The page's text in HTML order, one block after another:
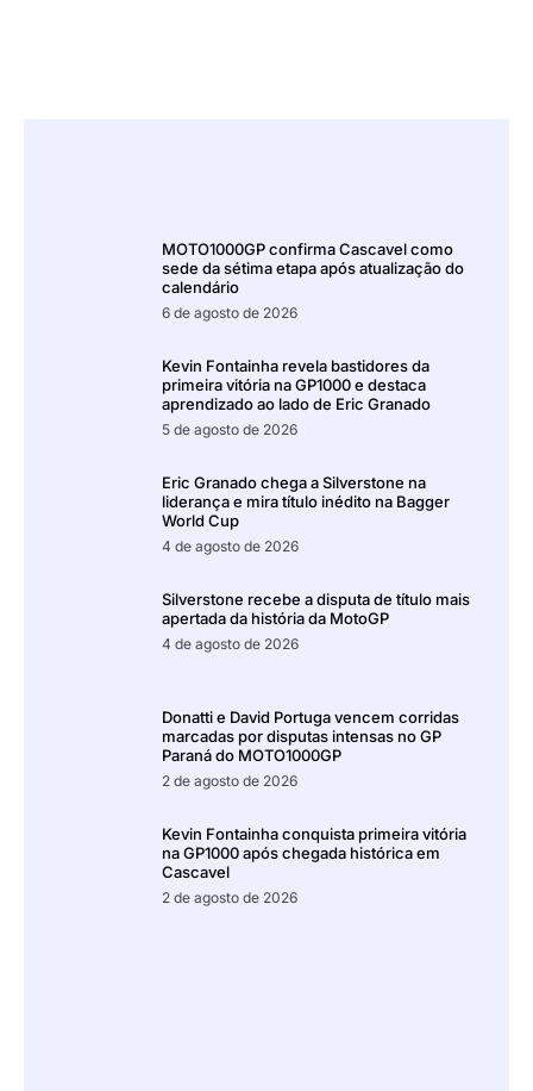
MOTO1000GP confirma Cascavel como
sede da sétima etapa após atualização do
calendário
6 de agosto de 2026
Kevin Fontainha revela bastidores da
primeira vitória na GP1000 e destaca
aprendizado ao lado de Eric Granado
5 de agosto de 2026
Eric Granado chega a Silverstone na
liderança e mira título inédito na Bagger
World Cup
4 de agosto de 2026
Silverstone recebe a disputa de título mais
apertada da história da MotoGP
4 de agosto de 2026
Donatti e David Portuga vencem corridas
marcadas por disputas intensas no GP
Paraná do MOTO1000GP
2 de agosto de 2026
Kevin Fontainha conquista primeira vitória
na GP1000 após chegada histórica em
Cascavel
2 de agosto de 2026